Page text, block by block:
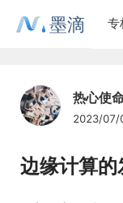
墨滴 专
热心使
2023/07/
边缘计算